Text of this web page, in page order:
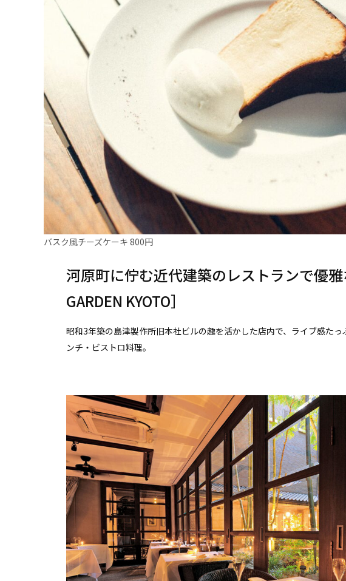
バスク風チーズケーキ 800円
河原町に佇む近代建築のレストランで優
GARDEN KYOTO］
昭和3年築の島津製作所旧本社ビルの趣を活かした店内で、ライブ感た
ンチ・ビストロ料理。